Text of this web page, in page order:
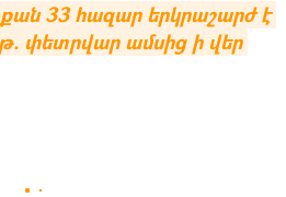
քան 33 հազար երկրաշարժ է
փետրվար ամսից ի վեր